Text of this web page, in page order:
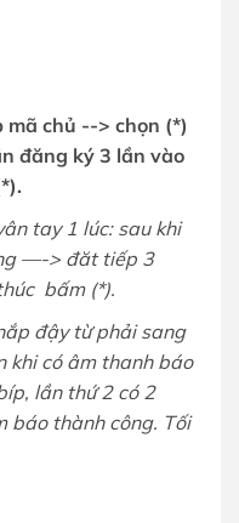
mã chủ --> chọn (*)
n đăng ký 3 lần vào
tay 1 lúc: sau khi
—->đăt tiếp 3
bấm (*).
đậy từ phải sang
khi có âm thanh báo
lần thứ 2 có 2
báo thành công. Tối